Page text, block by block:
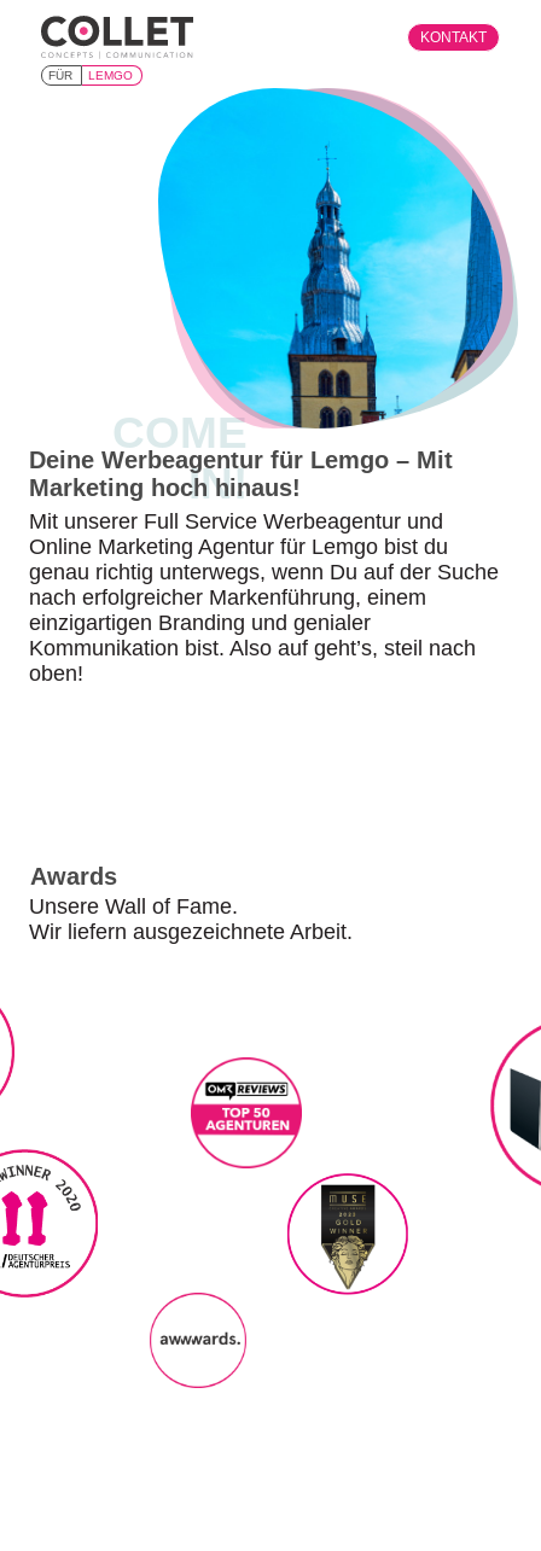
FÜR LEMGO
KONTAKT
COME
IN!
Deine Werbeagentur für Lemgo – Mit
Marketing hoch hinaus!
Mit unserer Full Service Werbeagentur und
Online Marketing Agentur für Lemgo bist du
genau richtig unterwegs, wenn Du auf der Suche
nach erfolgreicher Markenführung, einem
einzigartigen Branding und genialer
Kommunikation bist. Also auf geht’s, steil nach
oben!
Awards
Unsere Wall of Fame.
Wir liefern ausgezeichnete Arbeit.